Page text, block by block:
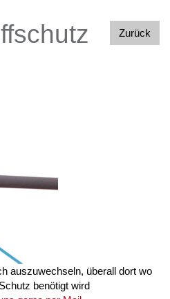
Zurück
auszuwechseln, überall dort wo
benötigt wird